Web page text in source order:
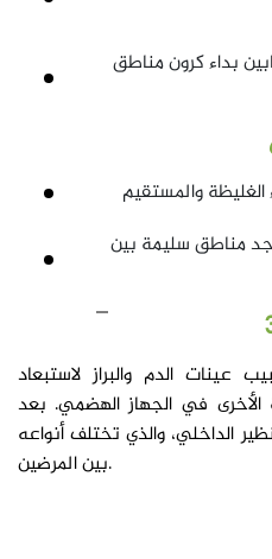
بداء كرون مناطق
مناطق سليمة بين
عينات الدم والبراز لاستبعاد
الأخرى في الجهاز الهضمي. بعد
الداخلي، والذي تختلف أنواعه
بين المرضين.